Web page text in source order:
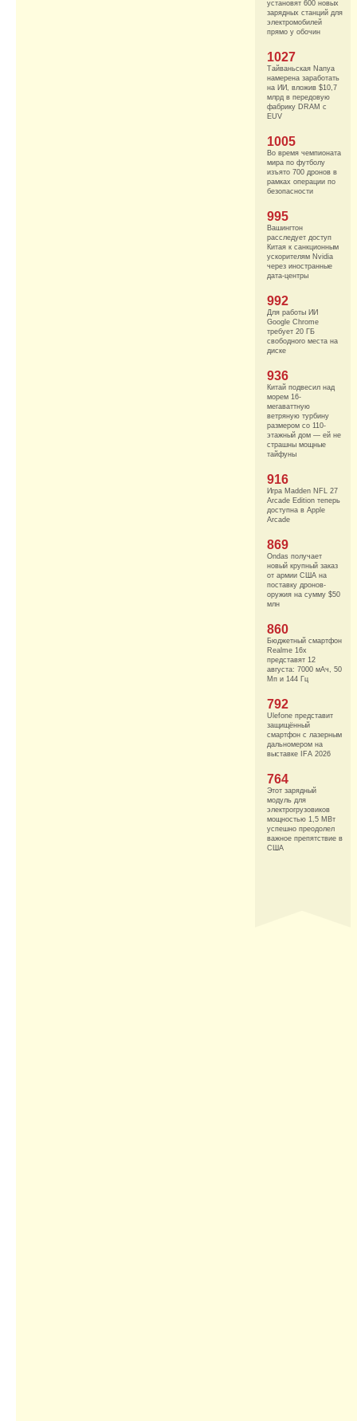
установят 600 новых
зарядных станций для
электромобилей
прямо у обочин
1027
Тайваньская Nanya
намерена заработать
на ИИ, вложив $10,7
млрд в передовую
фабрику DRAM с
EUV
1005
Во время чемпионата
мира по футболу
изъято 700 дронов в
рамках операции по
безопасности
995
Вашингтон
расследует доступ
Китая к санкционным
ускорителям Nvidia
через иностранные
дата-центры
992
Для работы ИИ
Google Chrome
требует 20 ГБ
свободного места на
диске
936
Китай подвесил над
морем 16-
мегаваттную
ветряную турбину
размером со 110-
этажный дом — ей не
страшны мощные
тайфуны
916
Игра Madden NFL 27
Arcade Edition теперь
доступна в Apple
Arcade
869
Ondas получает
новый крупный заказ
от армии США на
поставку дронов-
оружия на сумму $50
млн
860
Бюджетный смартфон
Realme 16x
представят 12
августа: 7000 мАч, 50
Мп и 144 Гц
792
Ulefone представит
защищённый
смартфон с лазерным
дальномером на
выставке IFA 2026
764
Этот зарядный
модуль для
электрогрузовиков
мощностью 1,5 МВт
успешно преодолел
важное препятствие в
США